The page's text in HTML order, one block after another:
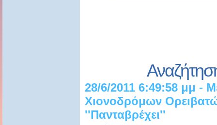
28/6/2011 6:49:58 μμ -
Χιονοδρόμων
''Πανταβρέχει''